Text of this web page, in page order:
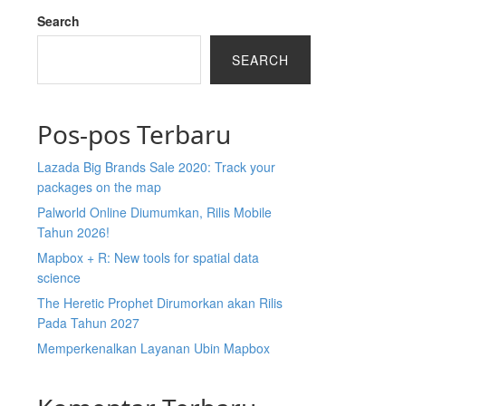
Search
SEARCH
Pos-pos Terbaru
Lazada Big Brands Sale 2020: Track your
packages on the map
Palworld Online Diumumkan, Rilis Mobile
Tahun 2026!
Mapbox + R: New tools for spatial data
science
The Heretic Prophet Dirumorkan akan Rilis
Pada Tahun 2027
Memperkenalkan Layanan Ubin Mapbox